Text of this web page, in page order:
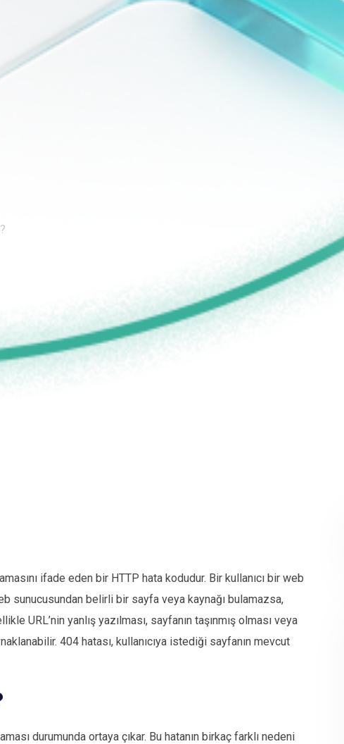
ifade eden bir HTTP hata kodudur. Bir kullanıcı bir web
sunucusundan belirli bir sayfa veya kaynağı bulamazsa,
URL’nin yanlış yazılması, sayfanın taşınmış olması veya
404 hatası, kullanıcıya istediği sayfanın mevcut
durumunda ortaya çıkar. Bu hatanın birkaç farklı nedeni